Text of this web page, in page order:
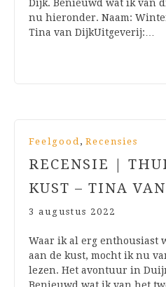
Dijk. Benieuwd wat ik van
nu hieronder. Naam:
Tina van DijkUitgeverij:…
Feelgood, Recensies
RECENSIE |
KUST – TINA
3 augustus 2022
Waar ik al erg enthousiast
aan de kust, mocht ik nu
lezen. Het avontuur in